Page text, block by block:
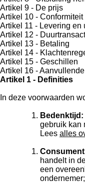
Artikel 9 - De prijs
Artikel 10 -
Artikel 11 - Levering en
Artikel 12 -
Artikel 13 - Betaling
Artikel 14 -
Artikel 15 - Geschillen
Artikel 16 -
Artikel 1 - Definities
In deze voorwaarden
Bedenktijd:
gebruik kan
Lees alles
handelt in
een
ondernemer;